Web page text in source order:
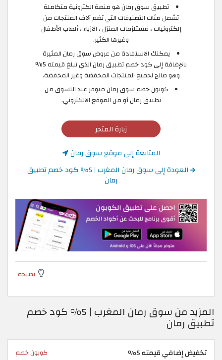
تطبيق سوق رمان هو منصة الكترونية متكاملة
تشمل مئات التصنيفات التي تضم آلاف المنتجات من
إلكترونيات ، مستلزمات المنزل ، الازياء ، ألعاب الأطفال
وغيرها الكثير.
يمكنك الاستفادة من عروض سوق رمان المثيرة
بالإضافة إلى كود خصم تطبيق رمان الذي تبلغ قيمته 5%
وهو صالح لجميع المنتجات المخفضة وغير المخفضة.
كوبون خصم سوق رمان متوفر عند التسوق من
تطبيق رمان أو من الموقع الالكتروني.
زيارة المتجر
المتابعة إلى موقع سوق رمان
العودة إلى سوق رمان المغرب | 5% كود خصم تطبيق
رمان
نصيحة
المزيد من سوق رمان المغرب | 5% كود خصم
تطبيق رمان
تخفيض إضافي قيمته 5% كوبون خصم